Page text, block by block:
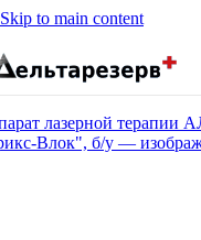
Skip to main content